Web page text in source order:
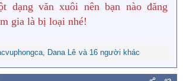
dạng văn xuôi nên bạn nào đăng
gia là bị loại nhé!
, Dana Lê và 16 người khác